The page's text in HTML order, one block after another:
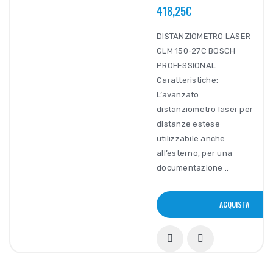
418,25€
DISTANZIOMETRO LASER
GLM 150-27C BOSCH
PROFESSIONAL
Caratteristiche:
L’avanzato
distanziometro laser per
distanze estese
utilizzabile anche
all’esterno, per una
documentazione ..
ACQUISTA